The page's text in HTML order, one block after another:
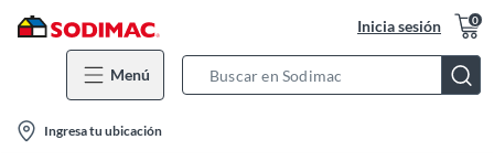
Inicia sesión 0
Menú
Bar
location-
icon
Ingresa tu ubicación